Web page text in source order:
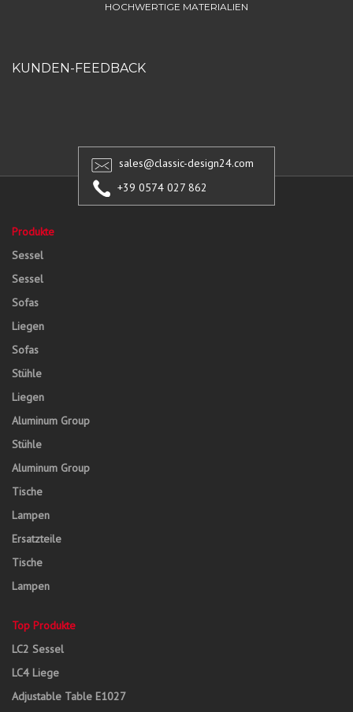
HOCHWERTIGE MATERIALIEN
KUNDEN-FEEDBACK
sales@classic-design24.com
+39 0574 027 862
Produkte
Sessel
Sessel
Sofas
Liegen
Sofas
Stühle
Liegen
Aluminum Group
Stühle
Aluminum Group
Tische
Lampen
Ersatzteile
Tische
Lampen
Top Produkte
LC2 Sessel
LC4 Liege
Adjustable Table E1027